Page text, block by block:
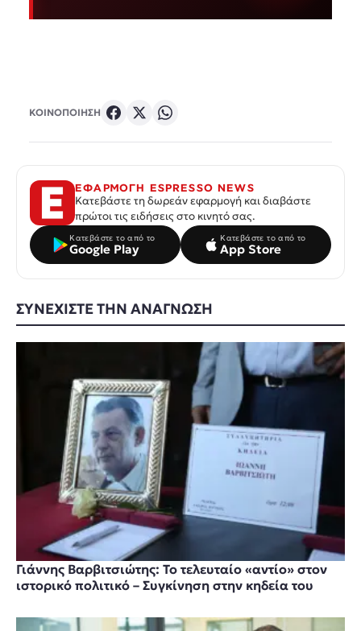
ΚΟΙΝΟΠΟΙΗΣΗ
ΕΦΑΡΜΟΓΗ ESPRESSO NEWS
Κατεβάστε τη δωρεάν εφαρμογή και διαβάστε
πρώτοι τις ειδήσεις στο κινητό σας.
Κατεβάστε το από το
Google Play
Κατεβάστε το από το
App Store
ΣΥΝΕΧΙΣΤΕ ΤΗΝ ΑΝΑΓΝΩΣΗ
Γιάννης Βαρβιτσιώτης: Το τελευταίο «αντίο» στον
ιστορικό πολιτικό – Συγκίνηση στην κηδεία του